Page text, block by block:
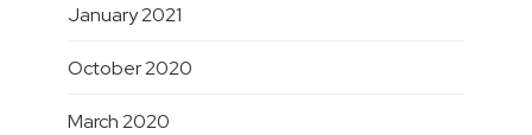
January 2021
October 2020
March 2020